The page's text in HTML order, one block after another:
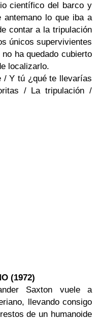
científico del barco y
antemano lo que iba a
contar a la tripulación
únicos supervivientes
ha quedado cubierto
localizarlo.
/ Y tú ¿qué te llevarías
/ La tripulación /
(1972)
Saxton vuele a
llevando consigo
de un humanoide